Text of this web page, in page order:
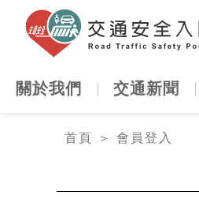
關於我們 交通新聞
首頁
＞ 會員登入